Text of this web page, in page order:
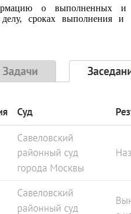
о выполненных и
сроках выполнения и